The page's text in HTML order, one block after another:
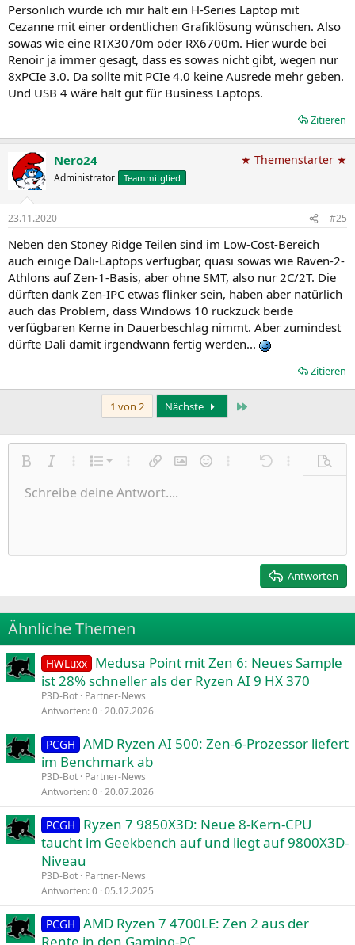
Persönlich würde ich mir halt ein H-Series Laptop mit
Cezanne mit einer ordentlichen Grafiklösung wünschen. Also
sowas wie eine RTX3070m oder RX6700m. Hier wurde bei
Renoir ja immer gesagt, dass es sowas nicht gibt, wegen nur
8xPCIe 3.0. Da sollte mit PCIe 4.0 keine Ausrede mehr geben.
Und USB 4 wäre halt gut für Business Laptops.
Zitieren
Nero24
Administrator Teammitglied
★ Themenstarter ★
23.11.2020 #25
Neben den Stoney Ridge Teilen sind im Low-Cost-Bereich
auch einige Dali-Laptops verfügbar, quasi sowas wie Raven-2-
Athlons auf Zen-1-Basis, aber ohne SMT, also nur 2C/2T. Die
dürften dank Zen-IPC etwas flinker sein, haben aber natürlich
auch das Problem, dass Windows 10 ruckzuck beide
verfügbaren Kerne in Dauerbeschlag nimmt. Aber zumindest
dürfte Dali damit irgendwann fertig werden...
Zitieren
1 von 2 Nächste
Fett KursivWeitere Einstellungen…
Liste
Nummerierte Liste
Ungeordnete Liste
Weitere Einstellungen…
Link einfügen
Bild einfügen
SmileysWeitere Einstellungen…
Rückgängig
Weitere
Schriftgröße
9
22
26
TextfarbeSchriftfamilie
Arial
Times New Roman
Trebuchet MS
Verdana
Durchgestrichen
Unterstrichen
Inline-Code
AusrichtungLinksbündig
Paragraph format
Normal
Heading 2
ZitatMedienTabelle einfügen
Insert horizontal line
SpoilerCode
Wiederholen
BBCode umschalten
Formatierung entfernen
EntwürfeEntwurf speichern
Schreibe deine Antwort....
Antworten
Ähnliche Themen
HWLuxx Medusa Point mit Zen 6: Neues Sample
ist 28% schneller als der Ryzen AI 9 HX 370
P3D-Bot Partner-News
Antworten 0 20.07.2026
PCGH AMD Ryzen AI 500: Zen-6-Prozessor liefert
im Benchmark ab
P3D-Bot Partner-News
Antworten 0 20.07.2026
PCGH
Ryzen 7 9850X3D: Neue 8-Kern-CPU
taucht im Geekbench auf und liegt auf 9800X3D-
Niveau
P3D-Bot Partner-News
Antworten 0 05.12.2025
PCGH AMD Ryzen 7 4700LE: Zen 2 aus der